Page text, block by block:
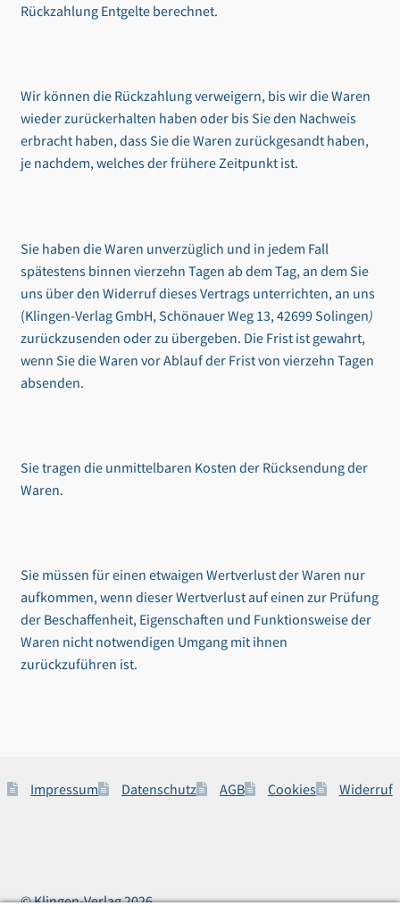
Rückzahlung Entgelte berechnet.
Wir können die Rückzahlung verweigern, bis wir die Waren
wieder zurückerhalten haben oder bis Sie den Nachweis
erbracht haben, dass Sie die Waren zurückgesandt haben,
je nachdem, welches der frühere Zeitpunkt ist.
Sie haben die Waren unverzüglich und in jedem Fall
spätestens binnen vierzehn Tagen ab dem Tag, an dem Sie
uns über den Widerruf dieses Vertrags unterrichten, an uns
(Klingen-Verlag GmbH, Schönauer Weg 13, 42699 Solingen)
zurückzusenden oder zu übergeben. Die Frist ist gewahrt,
wenn Sie die Waren vor Ablauf der Frist von vierzehn Tagen
absenden.
Sie tragen die unmittelbaren Kosten der Rücksendung der
Waren.
Sie müssen für einen etwaigen Wertverlust der Waren nur
aufkommen, wenn dieser Wertverlust auf einen zur Prüfung
der Beschaffenheit, Eigenschaften und Funktionsweise der
Waren nicht notwendigen Umgang mit ihnen
zurückzuführen ist.
Impressum Datenschutz AGB Cookies Widerruf
© Klingen-Verlag 2026